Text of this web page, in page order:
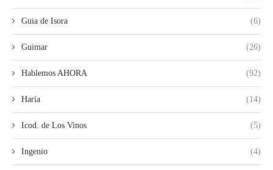
Guia de Isora (6)
Guimar (26)
Hablemos AHORA (92)
Haría (14)
Icod. de Los Vinos (5)
Ingenio (4)